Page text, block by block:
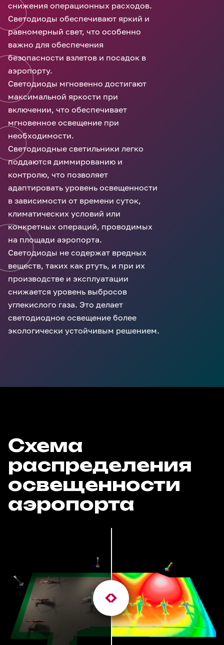
снижения операционных расходов.
Светодиоды обеспечивают яркий и
равномерный свет, что особенно
важно для обеспечения
безопасности взлетов и посадок в
аэропорту.
Светодиоды мгновенно достигают
максимальной яркости при
включении, что обеспечивает
мгновенное освещение при
необходимости.
Светодиодные светильники легко
поддаются диммированию и
контролю, что позволяет
адаптировать уровень освещенности
в зависимости от времени суток,
климатических условий или
конкретных операций, проводимых
на площади аэропорта.
Светодиоды не содержат вредных
веществ, таких как ртуть, и при их
производстве и эксплуатации
снижается уровень выбросов
углекислого газа. Это делает
светодиодное освещение более
экологически устойчивым решением.
Схема
распределения
освещенности
аэропорта